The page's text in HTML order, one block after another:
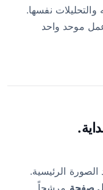
نفسها.
موحد واحد
الرئيسية.
مرشحاً